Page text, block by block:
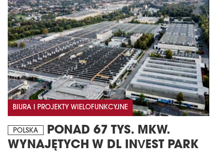
BIURA I PROJEKTY WIELOFUNKCYJNE
POLSKA
PONAD 67 TYS. MKW.
WYNAJĘTYCH W DL INVEST PARK